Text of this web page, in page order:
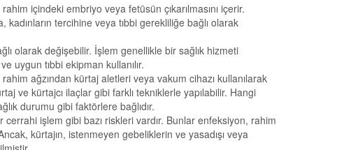
içindeki embriyo veya fetüsün çıkarılmasını içerir.
tercihine veya tıbbi gerekliliğe bağlı olarak
olarak değişebilir. İşlem genellikle bir sağlık hizmeti
uygun tıbbi ekipman kullanılır.
ağzından kürtaj aletleri veya vakum cihazı kullanılarak
ve kürtajcı ilaçlar gibi farklı tekniklerle yapılabilir. Hangi
durumu gibi faktörlere bağlıdır.
işlem gibi bazı riskleri vardır. Bunlar enfeksiyon, rahim
kürtajın, istenmeyen gebeliklerin ve yasadışı veya